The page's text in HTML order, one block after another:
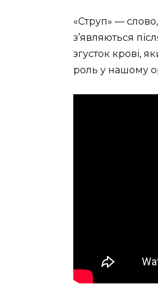
«Струп» —
з’являються
згусток крові,
роль у нашому